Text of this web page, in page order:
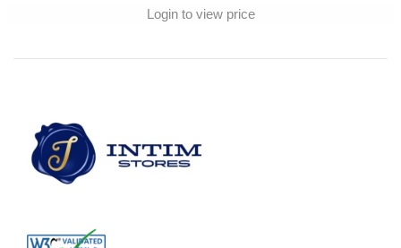
Login to view price